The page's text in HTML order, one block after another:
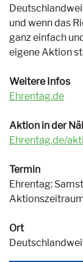
und wenn das
ganz einfach
eigene Aktion
Weitere Infos
Ehrentag.de
Aktion in der
Ehrentag.de/
Termin
Ehrentag:
Ort